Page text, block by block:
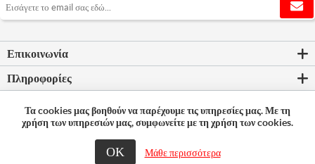
Επικοινωνία
Πληροφορίες
Ο λογαριασμός μου
© 2026 Bookleader
Τα cookies μας βοηθούν να παρέχουμε τις υπηρεσίες μας. Με τη
χρήση των υπηρεσιών μας, συμφωνείτε με τη χρήση των cookies.
ΟΚ Μάθε περισσότερα